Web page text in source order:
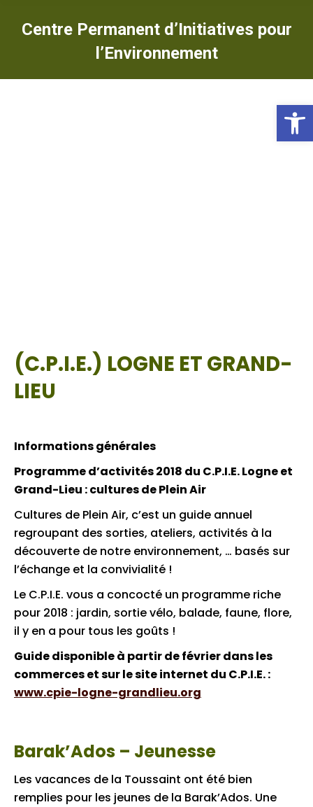
Centre Permanent d’Initiatives pour
l’Environnement
(C.P.I.E.) LOGNE ET GRAND-
LIEU
Informations générales
Programme d’activités 2018 du C.P.I.E. Logne et
Grand-Lieu : cultures de Plein Air
Cultures de Plein Air, c’est un guide annuel
regroupant des sorties, ateliers, activités à la
découverte de notre environnement, … basés sur
l’échange et la convivialité !
Le C.P.I.E. vous a concocté un programme riche
pour 2018 : jardin, sortie vélo, balade, faune, flore,
il y en a pour tous les goûts !
Guide disponible à partir de février dans les
commerces et sur le site internet du C.P.I.E. :
www.cpie-logne-grandlieu.org
Barak’Ados – Jeunesse
Les vacances de la Toussaint ont été bien
remplies pour les jeunes de la Barak’Ados. Une